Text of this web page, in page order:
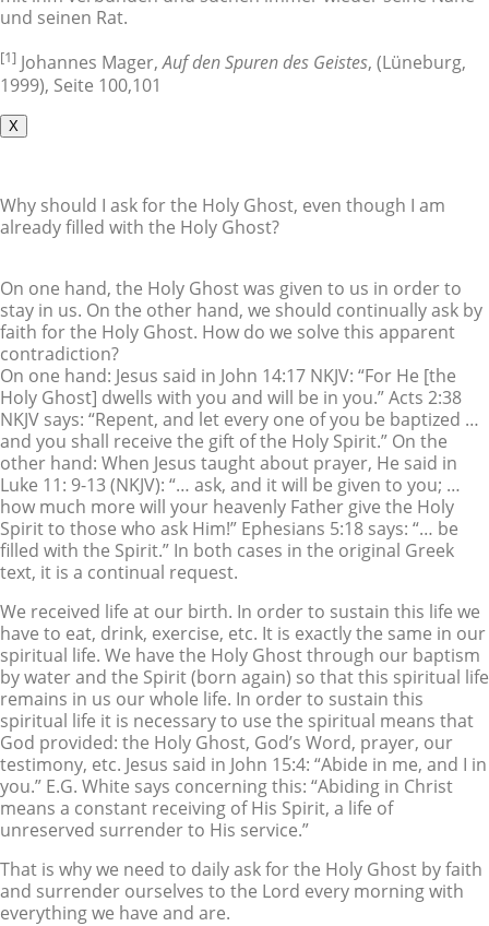
und seinen Rat.
[1] Johannes Mager,Auf den Spuren des Geistes, (Lüneburg,
1999), Seite 100,101
X
Why should I ask for the Holy Ghost, even though I am
already filled with the Holy Ghost?
On one hand, the Holy Ghost was given to us in order to
stay in us. On the other hand, we should continually ask by
faith for the Holy Ghost. How do we solve this apparent
contradiction?
On one hand: Jesus said in John 14:17 NKJV: “For He [the
Holy Ghost] dwells with you and will be in you.” Acts 2:38
NKJV says: “Repent, and let every one of you be baptized …
and you shall receive the gift of the Holy Spirit.” On the
other hand: When Jesus taught about prayer, He said in
Luke 11: 9-13 (NKJV): “… ask, and it will be given to you; …
how much more will your heavenly Father give the Holy
Spirit to those who ask Him!” Ephesians 5:18 says: “… be
filled with the Spirit.” In both cases in the original Greek
text, it is a continual request.
We received life at our birth. In order to sustain this life we
have to eat, drink, exercise, etc. It is exactly the same in our
spiritual life. We have the Holy Ghost through our baptism
by water and the Spirit (born again) so that this spiritual life
remains in us our whole life. In order to sustain this
spiritual life it is necessary to use the spiritual means that
God provided: the Holy Ghost, God’s Word, prayer, our
testimony, etc. Jesus said in John 15:4: “Abide in me, and I in
you.” E.G. White says concerning this: “Abiding in Christ
means a constant receiving of His Spirit, a life of
unreserved surrender to His service.”
That is why we need to daily ask for the Holy Ghost by faith
and surrender ourselves to the Lord every morning with
everything we have and are.